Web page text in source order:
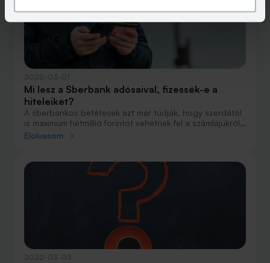
Mi lesz a Sberbank adósaival, fizessék-e a
hiteleiket?
A sberbankos betétesek azt már tudják, hogy szerdától
is maximum hétmillió forintot vehetnek fel a számlájukról
30 napig, de vajon mit csináljanak azok, akiknek hitele
Elolvasom